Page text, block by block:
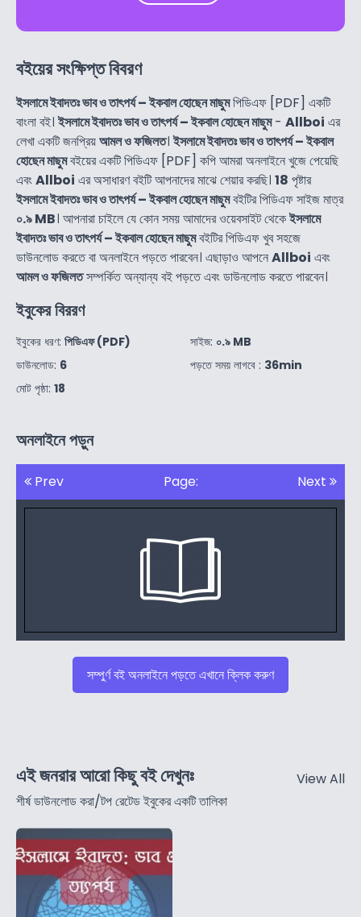
বইয়ের সংক্ষিপ্ত বিবরণ
ইসলামে ইবাদতঃ ভাব ও তাৎপর্য – ইকবাল হোছেন মাছুমপিডিএফ [PDF] একটি
বাংলা বই। ইসলামে ইবাদতঃ ভাব ও তাৎপর্য – ইকবাল হোছেন মাছুম- Allboi এর
লেখা একটি জনপ্রিয়আমল ও ফজিলত। ইসলামে ইবাদতঃ ভাব ও তাৎপর্য – ইকবাল
হোছেন মাছুমবইয়ের একটি পিডিএফ [PDF] কপি আমরা অনলাইনে খুজে পেয়েছি
এবংAllboi এর অসাধারণ বইটি আপনাদের মাঝে শেয়ার করছি। 18 পৃষ্টার
ইসলামে ইবাদতঃ ভাব ও তাৎপর্য – ইকবাল হোছেন মাছুমবইটির পিডিএফ সাইজ মাত্র
০.৯ MB। আপনারা চাইলে যে কোন সময় আমাদের ওয়েবসাইট থেকেইসলামে
ইবাদতঃ ভাব ও তাৎপর্য – ইকবাল হোছেন মাছুমবইটির পিডিএফ খুব সহজে
ডাউনলোড করতে বা অনলাইনে পড়তে পারবেন। এছাড়াও আপনেAllboi এবং
আমল ও ফজিলতসম্পর্কিত অন্যান্য বই পড়তে এবং ডাউনলোড করতে পারবেন।
ইবুকের বিররণ
ইবুকের ধরণ: পিডিএফ (PDF)
ডাউনলোড: 6
মোট পৃষ্ঠা: 18
সাইজ: ০.৯ MB
পড়তে সময় লাগবে : 36min
অনলাইনে পড়ুন
Prev Page: Next
সম্পুর্ণ বই অনলাইনে পড়তে এখানে ক্লিক করুণ
এই জনরার আরো কিছু বই দেখুনঃ
শীর্ষ ডাউনলোড করা/টপ রেটেড ইবুকের একটি তালিকা
View All